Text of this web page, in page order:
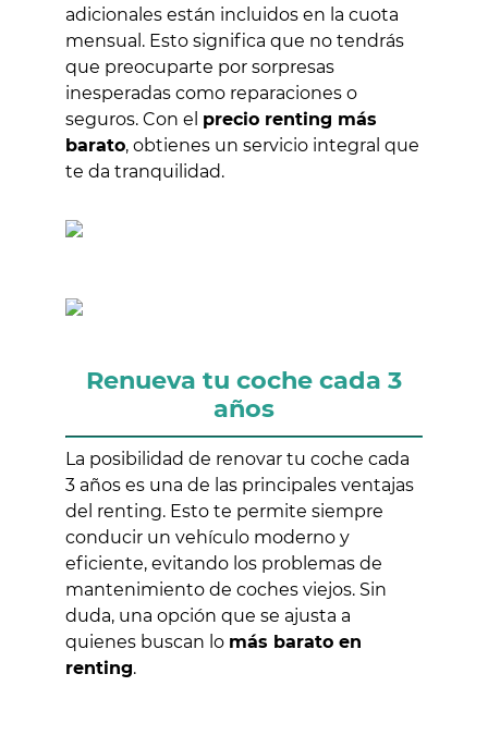
adicionales están incluidos en la cuota
mensual. Esto significa que no tendrás
que preocuparte por sorpresas
inesperadas como reparaciones o
seguros. Con el precio renting más
barato, obtienes un servicio integral que
te da tranquilidad.
Renueva tu coche cada 3
años
La posibilidad de renovar tu coche cada
3 años es una de las principales ventajas
del renting. Esto te permite siempre
conducir un vehículo moderno y
eficiente, evitando los problemas de
mantenimiento de coches viejos. Sin
duda, una opción que se ajusta a
quienes buscan lo más barato en
renting.